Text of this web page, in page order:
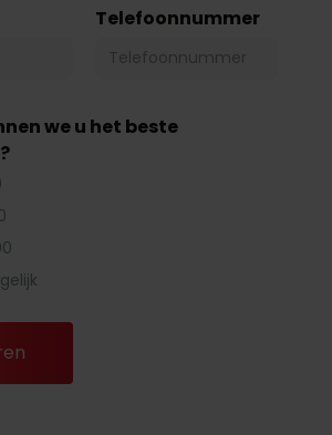
Telefoonnummer
we u het beste